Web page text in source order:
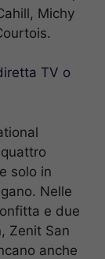
Michy
TV o
solo in
Nelle
e due
Zenit San
anche